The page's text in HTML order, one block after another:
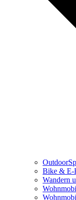
Bike & E-
Wandern